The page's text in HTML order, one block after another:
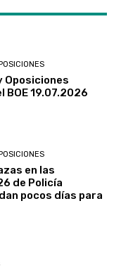
Oposiciones
19.07.2026
en las
de Policía
pocos días para